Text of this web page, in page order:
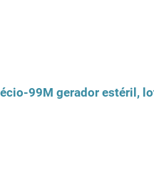
99M gerador estéril,